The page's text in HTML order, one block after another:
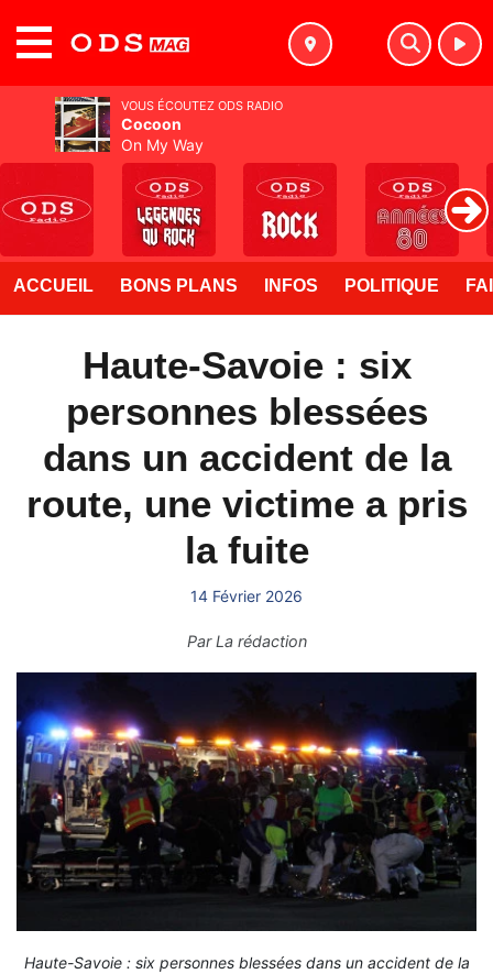
ACCUEIL BONS PLANS INFOS POLITIQUE
Haute-Savoie : six
personnes blessées
dans un accident de la
route, une victime a pris
la fuite
14 Février 2026
ParLa rédaction
Haute-Savoie : six personnes blessées dans un accident de la
VOUS ÉCOUTEZ ODS RADIO
Cocoon
On My Way